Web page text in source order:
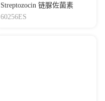
Streptozocin 链脲佐菌素
60256ES